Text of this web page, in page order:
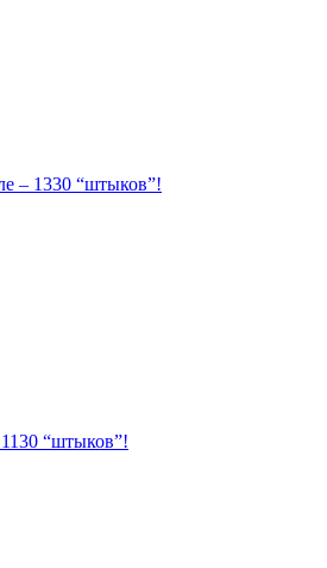
– 1330 “штыков”!
“штыков”!